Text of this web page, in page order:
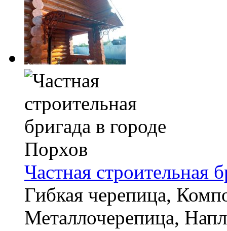
Частная строительная
Гибкая черепица,
Металлочерепица,